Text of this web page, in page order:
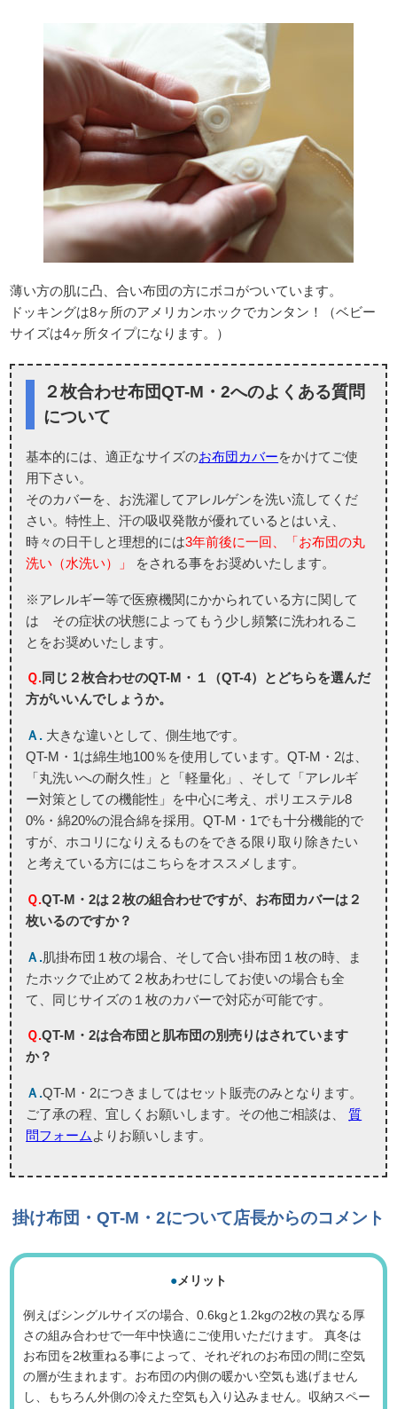
薄い方の肌に凸、合い布団の方にボコがついています。
ドッキングは8ヶ所のアメリカンホックでカンタン！（ベビー
サイズは4ヶ所タイプになります。）
２枚合わせ布団QT-M・2へのよくある質問
について
基本的には、適正なサイズのお布団カバーをかけてご使
用下さい。
そのカバーを、お洗濯してアレルゲンを洗い流してくだ
さい。特性上、汗の吸収発散が優れているとはいえ、
時々の日干しと理想的には3年前後に一回、「お布団の丸
洗い（水洗い）」
をされる事をお奨めいたします。
※アレルギー等で医療機関にかかられている方に関して
は その症状の状態によってもう少し頻繁に洗われるこ
とをお奨めいたします。
Ｑ.同じ２枚合わせのQT-M・１（QT-4）とどちらを選んだ
方がいいんでしょうか。
Ａ. 大きな違いとして、側生地です。
QT-M・1は綿生地100％を使用しています。QT-M・2は、
「丸洗いへの耐久性」と「軽量化」、そして「アレルギ
ー対策としての機能性」を中心に考え、ポリエステル8
0%・綿20%の混合綿を採用。QT-M・1でも十分機能的で
すが、ホコリになりえるものをできる限り取り除きたい
と考えている方にはこちらをオススメします。
Ｑ.QT-M・2は２枚の組合わせですが、お布団カバーは２
枚いるのですか？
Ａ.肌掛布団１枚の場合、そして合い掛布団１枚の時、ま
たホックで止めて２枚あわせにしてお使いの場合も全
て、同じサイズの１枚のカバーで対応が可能です。
Ｑ.QT-M・2は合布団と肌布団の別売りはされています
か？
Ａ.QT-M・2につきましてはセット販売のみとなります。
ご了承の程、宜しくお願いします。その他ご相談は、質
問フォーム よりお願いします。
掛け布団・QT-M・2について店長からのコメント
●メリット
例えばシングルサイズの場合、0.6kgと1.2kgの2枚の異なる厚
さの組み合わせで一年中快適にご使用いただけます。 真冬は
お布団を2枚重ねる事によって、それぞれのお布団の間に空気
の層が生まれます。お布団の内側の暖かい空気も逃げません
し、もちろん外側の冷えた空気も入り込みません。収納スペー